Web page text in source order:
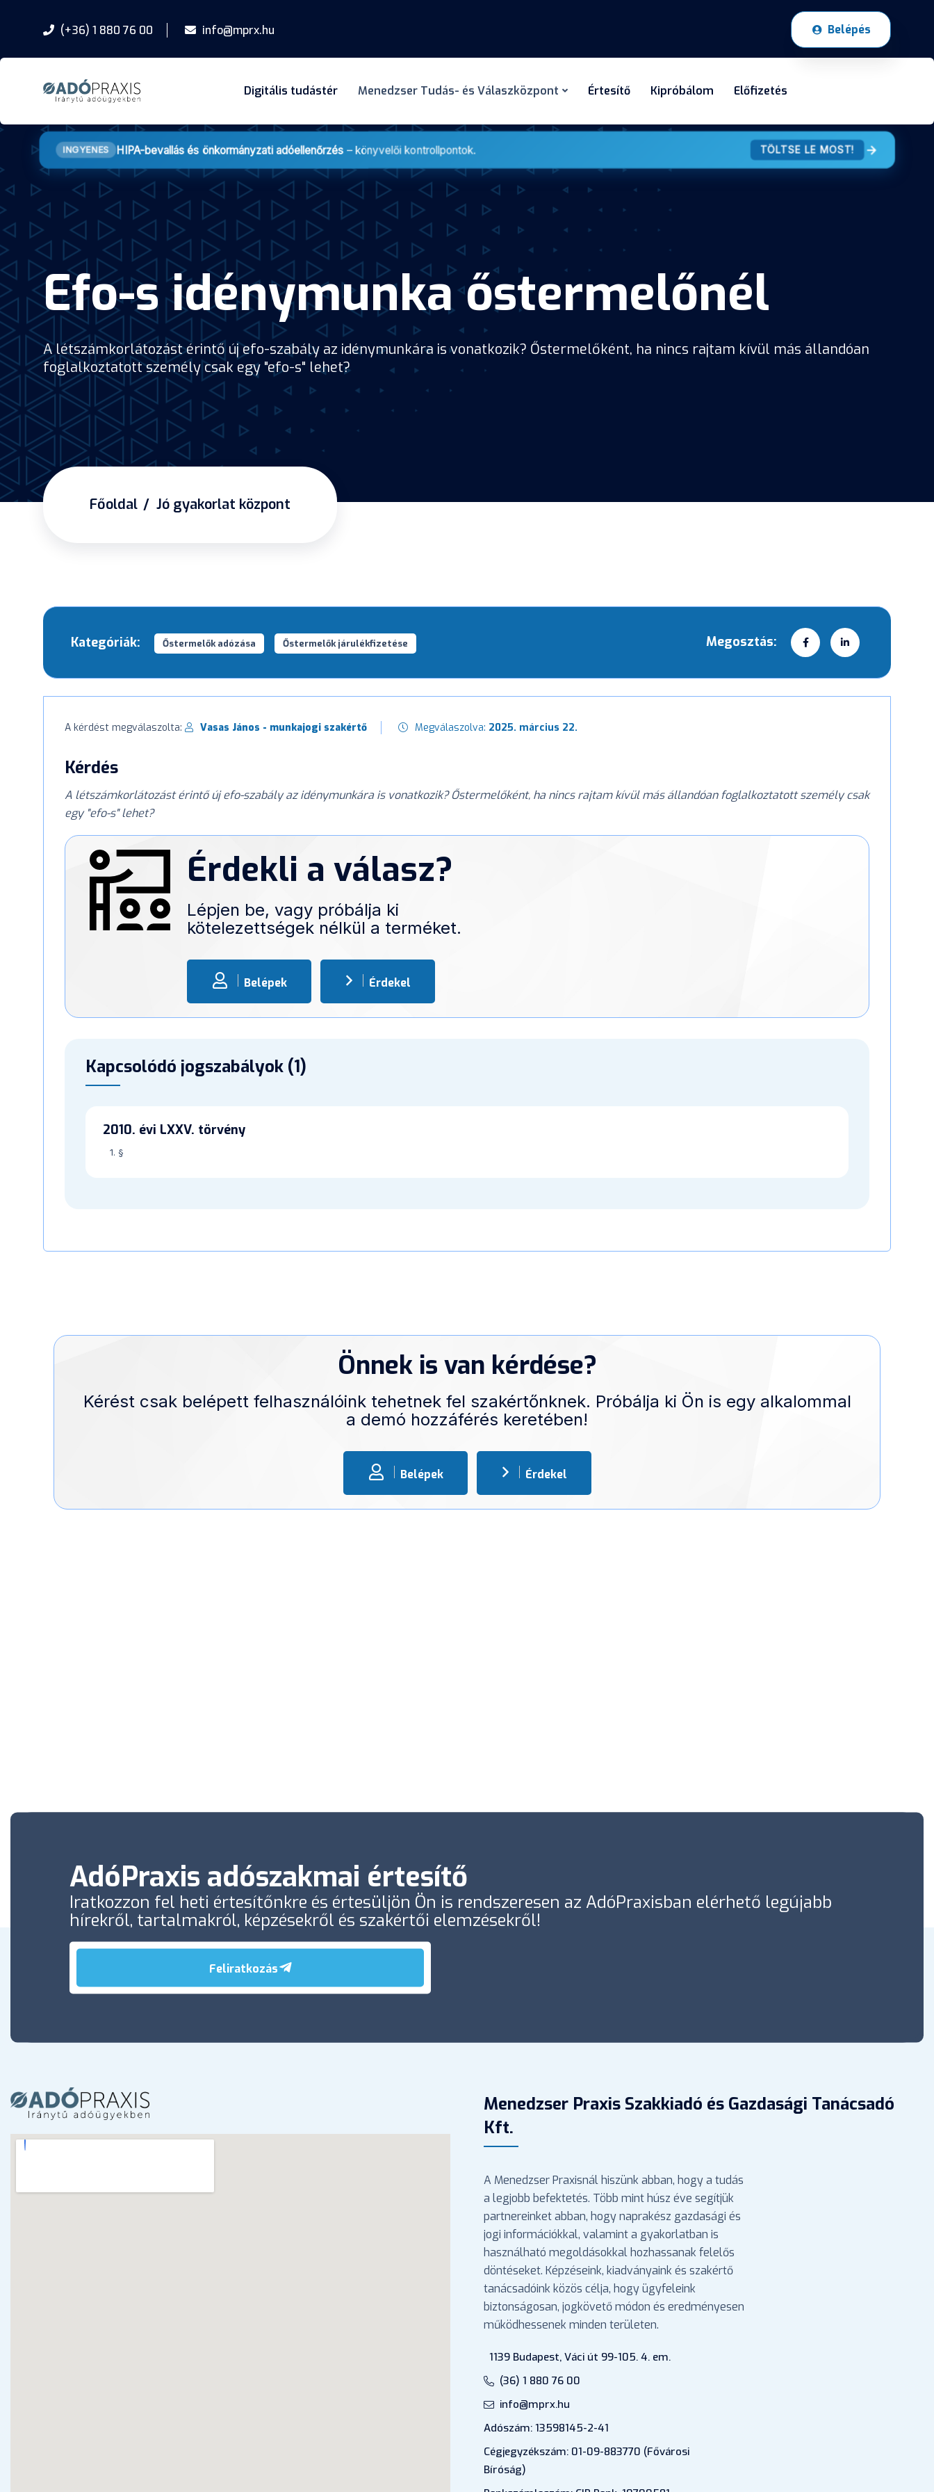
(+36) 1 880 76 00 info@mprx.hu Belépés
Digitális tudástér Menedzser Tudás- és Válaszközpont Értesítő Kipróbálom Előfizetés
INGYENES HIPA-bevallás és önkormányzati adóellenőrzés– könyvelői kontrollpontok. TÖLTSE LE MOST!
Efo-s idénymunka őstermelőnél
A létszámkorlátozást érintő új efo-szabály az idénymunkára is vonatkozik? Őstermelőként, ha nincs rajtam kívül más állandóan
foglalkoztatott személy csak egy "efo-s" lehet?
Főoldal Jó gyakorlat központ
Kategóriák: Őstermelők adózása Őstermelők járulékfizetése Megosztás:
A kérdést megválaszolta: Vasas János - munkajogi szakértő Megválaszolva: 2025. március 22.
Kérdés
A létszámkorlátozást érintő új efo-szabály az idénymunkára is vonatkozik? Őstermelőként, ha nincs rajtam kívül más állandóan foglalkoztatott személy csak
egy "efo-s" lehet?
Érdekli a válasz?
Lépjen be, vagy próbálja ki
kötelezettségek nélkül a terméket.
Belépek Érdekel
Kapcsolódó jogszabályok (1)
2010. évi LXXV. törvény
1. §
Önnek is van kérdése?
Kérést csak belépett felhasználóink tehetnek fel szakértőnknek. Próbálja ki Ön is egy alkalommal
a demó hozzáférés keretében!
Belépek Érdekel
AdóPraxis adószakmai értesítő
Iratkozzon fel heti értesítőnkre és értesüljön Ön is rendszeresen az AdóPraxisban elérhető legújabb
hírekről, tartalmakról, képzésekről és szakértői elemzésekről!
Feliratkozás
Menedzser Praxis Szakkiadó és Gazdasági Tanácsadó
Kft.
A Menedzser Praxisnál hiszünk abban, hogy a tudás
a legjobb befektetés. Több mint húsz éve segítjük
partnereinket abban, hogy naprakész gazdasági és
jogi információkkal, valamint a gyakorlatban is
használható megoldásokkal hozhassanak felelős
döntéseket. Képzéseink, kiadványaink és szakértő
tanácsadóink közös célja, hogy ügyfeleink
biztonságosan, jogkövető módon és eredményesen
működhessenek minden területen.
1139 Budapest, Váci út 99-105. 4. em.
(36) 1 880 76 00
info@mprx.hu
Adószám: 13598145-2-41
Cégjegyzékszám: 01-09-883770 (Fővárosi
Bíróság)